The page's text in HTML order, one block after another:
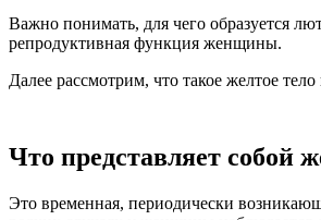
Важно понимать, для чего образуется
репродуктивная функция женщины.
Далее рассмотрим, что такое желтое
Что представляет собой
Это временная, периодически